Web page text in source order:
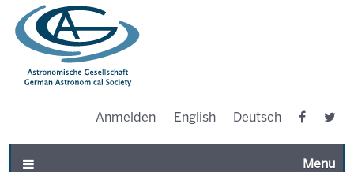
Anmelden English Deutsch
Toggle